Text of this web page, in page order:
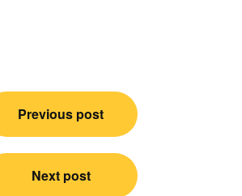
Previous post
Next post